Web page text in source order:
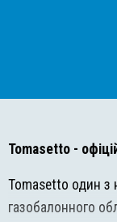
Tomasetto -
Tomasetto один з
газобалонного